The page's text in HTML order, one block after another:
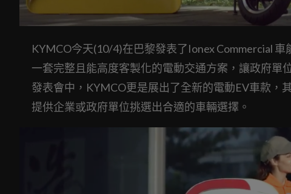
KYMCO今天(10/4)在巴黎發表了Ionex Commercial
一套完整且能高度客製化的電動交通方案，讓政府單
發表會中，KYMCO更是展出了全新的電動EV車款，
提供企業或政府單位挑選出合適的車輛選擇。